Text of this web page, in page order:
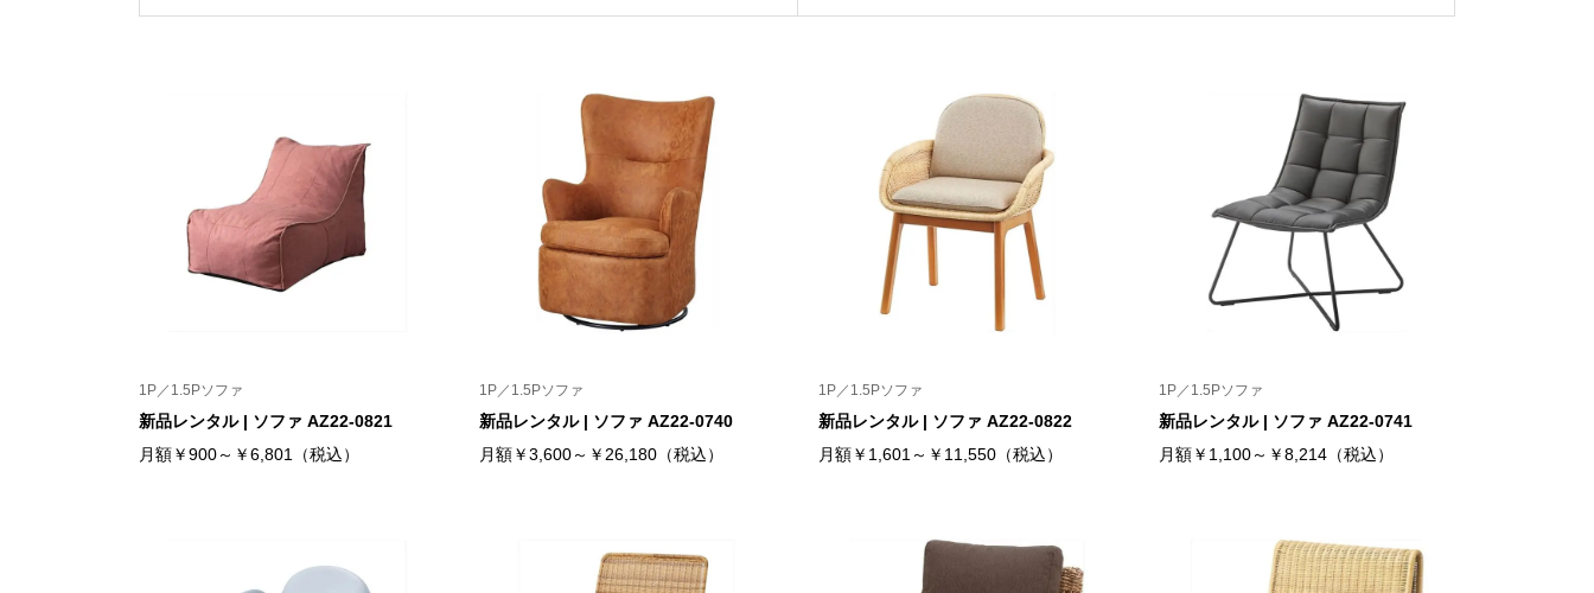
1P／1.5Pソファ
新品レンタル | ソファ AZ22-0821
月額￥900～￥6,801（税込）
1P／1.5Pソファ
新品レンタル | ソファ AZ22-0740
月額￥3,600～￥26,180（税込）
1P／1.5Pソファ
新品レンタル | ソファ AZ22-0822
月額￥1,601～￥11,550（税込）
1P／1.5Pソファ
新品レンタル | ソファ AZ22-0741
月額￥1,100～￥8,214（税込）